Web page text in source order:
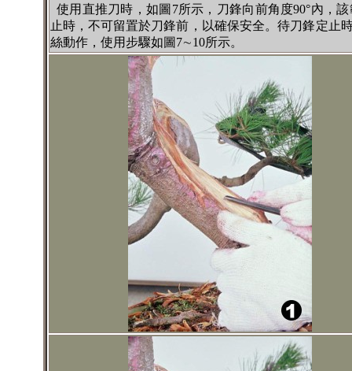
使用直推刀時，如圖7所示，刀鋒向前角度90°內，
止時，不可留置於刀鋒前，以確保安全。待刀鋒定止
絲動作，使用步驟如圖7∼10所示。